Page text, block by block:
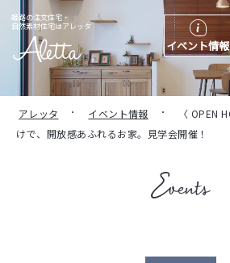
姫路の注文住宅・
自然素材住宅はアレッタ
イベント情報
アレッタ イベント情報
〈 OPEN
けで、開放感あふれるお家。見学会開催！